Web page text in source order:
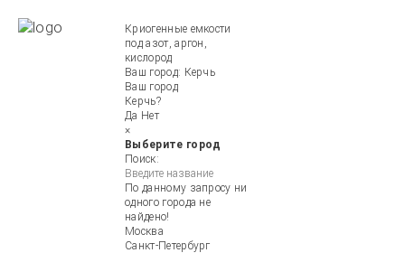
Криогенные емкости
под азот, аргон,
кислород
Ваш город: Керчь
Ваш город
Керчь?
Да Нет
×
Выберите город
Поиск:
По данному запросу ни
одного города не
найдено!
Москва
Санкт-Петербург